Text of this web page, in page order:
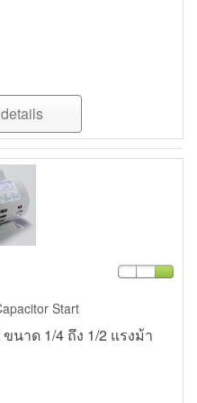
Start
นาด 1/4 ถึง 1/2 แรงม้า